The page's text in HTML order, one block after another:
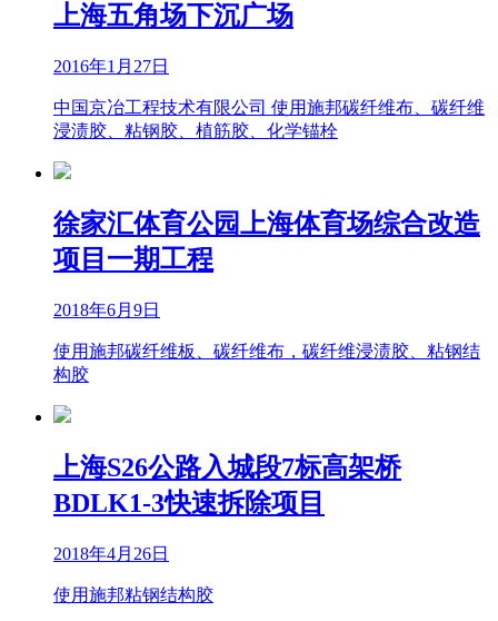
上海五角场下沉广场
2016年1月27日
中国京冶工程技术有限公司 使用施邦碳纤维布、碳纤维
浸渍胶、粘钢胶、植筋胶、化学锚栓
徐家汇体育公园上海体育场综合改造
项目一期工程
2018年6月9日
使用施邦碳纤维板、碳纤维布，碳纤维浸渍胶、粘钢结
构胶
上海S26公路入城段7标高架桥
BDLK1-3快速拆除项目
2018年4月26日
使用施邦粘钢结构胶